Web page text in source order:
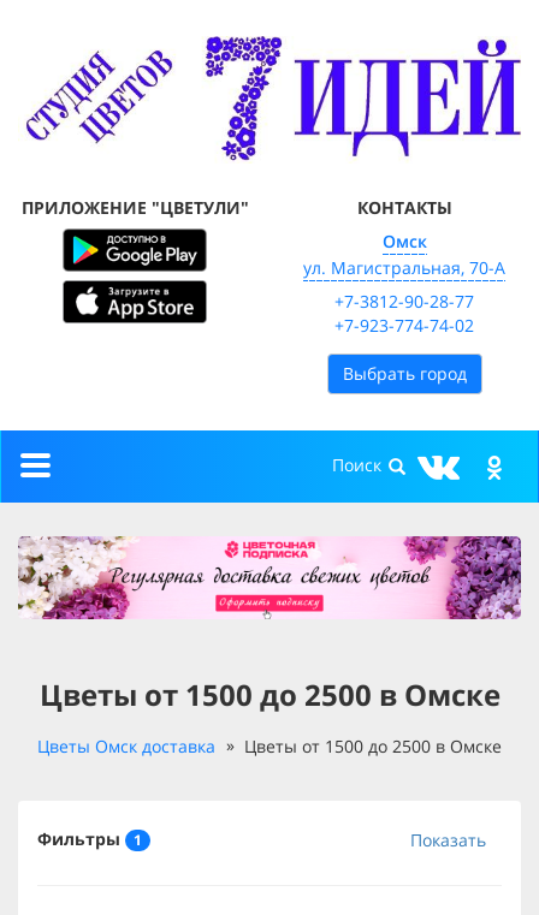
ПРИЛОЖЕНИЕ "ЦВЕТУЛИ"
КОНТАКТЫ
Омск
ул. Магистральная, 70-А
+7-3812-90-28-77
+7-923-774-74-02
Выбрать город
Toggle
Цветы от 1500 до 2500 в Омске
Цветы Омск доставка Цветы от 1500 до 2500 в Омске
Фильтры 1 Показать